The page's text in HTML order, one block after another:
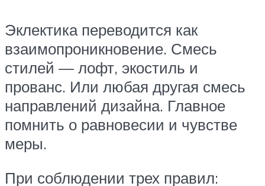
Эклектика переводится как
взаимопроникновение. Смесь
стилей — лофт, экостиль и
прованс. Или любая другая смесь
направлений дизайна. Главное
помнить о равновесии и чувстве
меры.
При соблюдении трех правил: